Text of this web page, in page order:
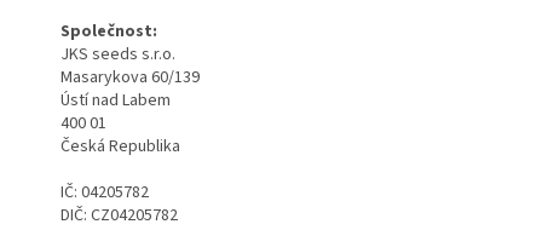
Společnost:
JKS seeds s.r.o.
Masarykova 60/139
Ústí nad Labem
400 01
Česká Republika
IČ: 04205782
DIČ: CZ04205782